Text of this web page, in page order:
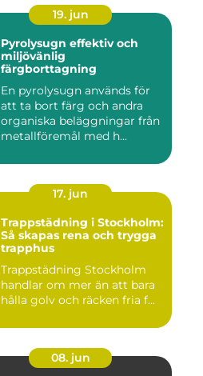
19. jun
Pyrolysugn effektiv och
miljövänlig
färgborttagning
En pyrolysugn används för
att ta bort färg och andra
organiska beläggningar från
metallföremål med h...
17. jun
Trappstädning i Stockholm:
Så skapas rena och trygga
trapphus
Trappstädning Stockholm
handlar om mer än att bara
hålla golv och räcken fria f...
08. jun